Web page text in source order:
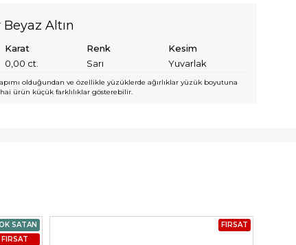
Beyaz Altın
Karat Renk
Kesim
0,00 ct. Sarı Yuvarlak
olduğundan ve özellikle yüzüklerde ağırlıklar yüzük boyutuna
ürün küçük farklılıklar gösterebilir.
SATAN
FIRSAT
FIRSAT